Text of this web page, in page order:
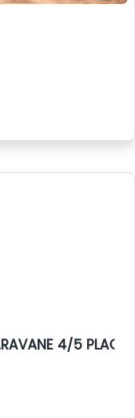
4/5 PLACES